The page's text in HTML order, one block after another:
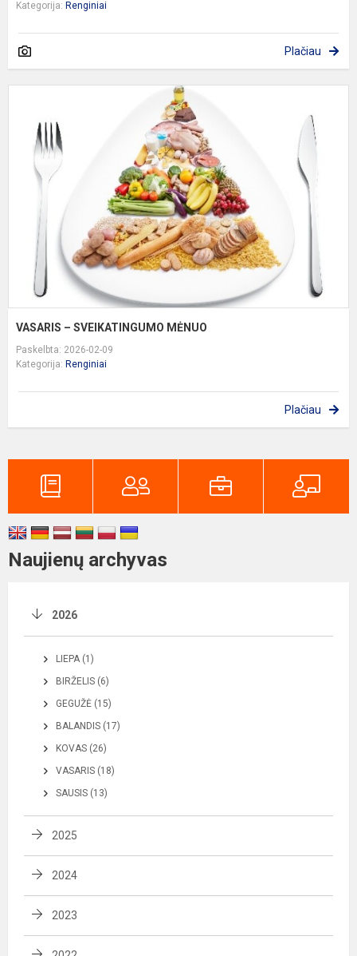
Kategorija: Renginiai
Plačiau
VASARIS – SVEIKATINGUMO MĖNUO
Paskelbta: 2026-02-09
Kategorija: Renginiai
Plačiau
Naujienų archyvas
2026
LIEPA (1)
BIRŽELIS (6)
GEGUŽĖ (15)
BALANDIS (17)
KOVAS (26)
VASARIS (18)
SAUSIS (13)
2025
2024
2023